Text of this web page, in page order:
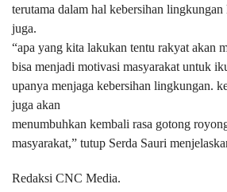
terutama dalam hal kebersihan lingkungan
juga.
“apa yang kita lakukan tentu rakyat akan
bisa menjadi motivasi masyarakat untuk
upanya menjaga kebersihan lingkungan.
juga akan
menumbuhkan kembali rasa gotong
masyarakat,” tutup Serda Sauri
Redaksi CNC Media.